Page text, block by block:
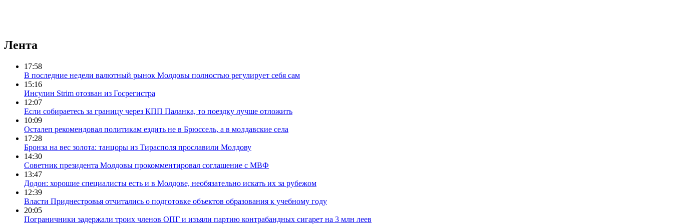
Лента
17:58
В последние недели валютный рынок Молдовы полностью регулирует себя сам
15:16
Инсулин Strim отозван из Госрегистра
12:07
Если собираетесь за границу через КПП Паланка, то поездку лучше отложить
10:09
Осталеп рекомендовал политикам ездить не в Брюссель, а в молдавские села
17:28
Бронза на вес золота: танцоры из Тирасполя прославили Молдову
14:30
Советник президента Молдовы прокомментировал соглашение с МВФ
13:47
Додон: хорошие специалисты есть и в Молдове, необязательно искать их за рубежом
12:39
Власти Приднестровья отчитались о подготовке объектов образования к учебному году
20:05
Пограничники задержали троих членов ОПГ и изъяли партию контрабандных сигарет на 3 млн леев